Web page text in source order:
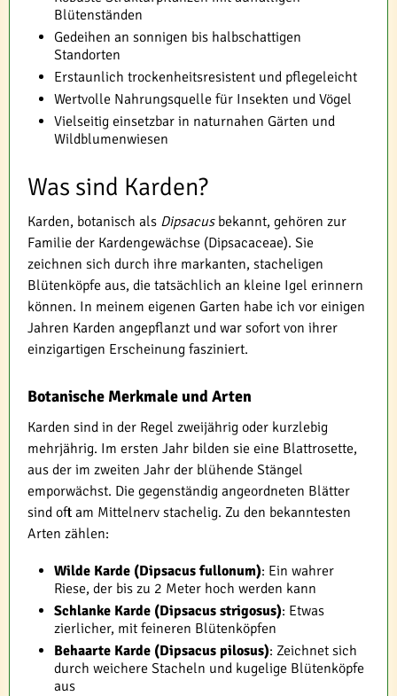
Blütenständen
Gedeihen an sonnigen bis halbschattigen
Standorten
Erstaunlich trockenheitsresistent und pflegeleicht
Wertvolle Nahrungsquelle für Insekten und Vögel
Vielseitig einsetzbar in naturnahen Gärten und
Wildblumenwiesen
Was sind Karden?
Karden, botanisch als Dipsacusbekannt, gehören zur
Familie der Kardengewächse (Dipsacaceae). Sie
zeichnen sich durch ihre markanten, stacheligen
Blütenköpfe aus, die tatsächlich an kleine Igel erinnern
können. In meinem eigenen Garten habe ich vor einigen
Jahren Karden angepflanzt und war sofort von ihrer
einzigartigen Erscheinung fasziniert.
Botanische Merkmale und Arten
Karden sind in der Regel zweijährig oder kurzlebig
mehrjährig. Im ersten Jahr bilden sie eine Blattrosette,
aus der im zweiten Jahr der blühende Stängel
emporwächst. Die gegenständig angeordneten Blätter
sind oft am Mittelnerv stachelig. Zu den bekanntesten
Arten zählen:
Wilde Karde (Dipsacus fullonum): Ein wahrer
Riese, der bis zu 2 Meter hoch werden kann
Schlanke Karde (Dipsacus strigosus): Etwas
zierlicher, mit feineren Blütenköpfen
Behaarte Karde (Dipsacus pilosus): Zeichnet sich
durch weichere Stacheln und kugelige Blütenköpfe
aus